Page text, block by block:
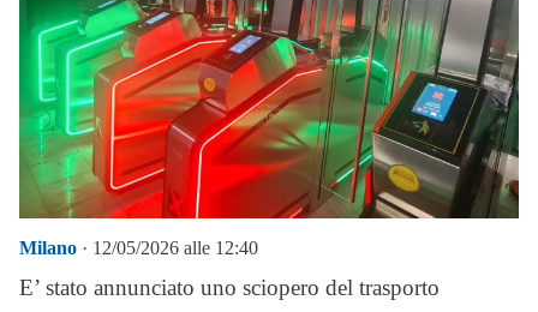
Milano · 12/05/2026 alle 12:40
E’ stato annunciato uno sciopero del trasporto